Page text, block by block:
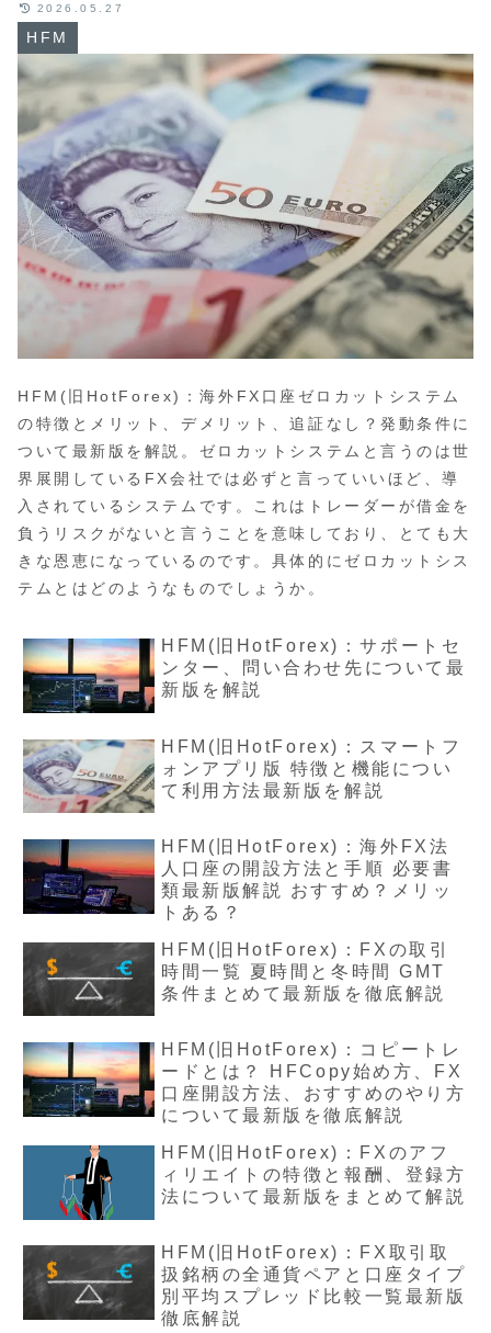
HFM
2026.05.27
HFM(旧HotForex)：海外FX口座ゼロカットシステム
の特徴とメリット、デメリット、追証なし？発動条件に
ついて最新版を解説。ゼロカットシステムと言うのは世
界展開しているFX会社では必ずと言っていいほど、導
入されているシステムです。これはトレーダーが借金を
負うリスクがないと言うことを意味しており、とても大
きな恩恵になっているのです。具体的にゼロカットシス
テムとはどのようなものでしょうか。
HFM(旧HotForex)：サポートセ
ンター、問い合わせ先について最
新版を解説
HFM(旧HotForex)：スマートフ
ォンアプリ版 特徴と機能につい
て利用方法最新版を解説
HFM(旧HotForex)：海外FX法
人口座の開設方法と手順 必要書
類最新版解説 おすすめ？メリッ
トある？
HFM(旧HotForex)：FXの取引
時間一覧 夏時間と冬時間 GMT
条件まとめて最新版を徹底解説
HFM(旧HotForex)：コピートレ
ードとは？ HFCopy始め方、FX
口座開設方法、おすすめのやり方
について最新版を徹底解説
HFM(旧HotForex)：FXのアフ
ィリエイトの特徴と報酬、登録方
法について最新版をまとめて解説
HFM(旧HotForex)：FX取引取
扱銘柄の全通貨ペアと口座タイプ
別平均スプレッド比較一覧最新版
徹底解説